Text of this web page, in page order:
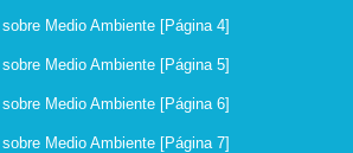
Medio Ambiente [Página 4]
Medio Ambiente [Página 5]
Medio Ambiente [Página 6]
Medio Ambiente [Página 7]